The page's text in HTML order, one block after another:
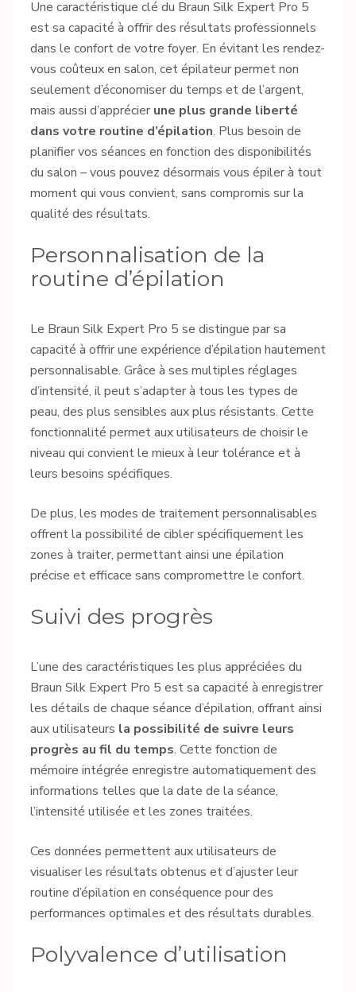
Une caractéristique clé du Braun Silk Expert Pro 5
est sa capacité à offrir des résultats professionnels
dans le confort de votre foyer. En évitant les rendez-
vous coûteux en salon, cet épilateur permet non
seulement d’économiser du temps et de l’argent,
mais aussi d’apprécier une plus grande liberté
dans votre routine d’épilation. Plus besoin de
planifier vos séances en fonction des disponibilités
du salon – vous pouvez désormais vous épiler à tout
moment qui vous convient, sans compromis sur la
qualité des résultats.
Personnalisation de la
routine d’épilation
Le Braun Silk Expert Pro 5 se distingue par sa
capacité à offrir une expérience d’épilation hautement
personnalisable. Grâce à ses multiples réglages
d’intensité, il peut s’adapter à tous les types de
peau, des plus sensibles aux plus résistants. Cette
fonctionnalité permet aux utilisateurs de choisir le
niveau qui convient le mieux à leur tolérance et à
leurs besoins spécifiques.
De plus, les modes de traitement personnalisables
offrent la possibilité de cibler spécifiquement les
zones à traiter, permettant ainsi une épilation
précise et efficace sans compromettre le confort.
Suivi des progrès
L’une des caractéristiques les plus appréciées du
Braun Silk Expert Pro 5 est sa capacité à enregistrer
les détails de chaque séance d’épilation, offrant ainsi
aux utilisateurs la possibilité de suivre leurs
progrès au fil du temps. Cette fonction de
mémoire intégrée enregistre automatiquement des
informations telles que la date de la séance,
l’intensité utilisée et les zones traitées.
Ces données permettent aux utilisateurs de
visualiser les résultats obtenus et d’ajuster leur
routine d’épilation en conséquence pour des
performances optimales et des résultats durables.
Polyvalence d’utilisation